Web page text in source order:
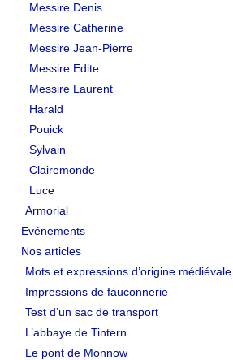
Messire Denis
Messire Catherine
Messire Jean-Pierre
Messire Edite
Messire Laurent
Harald
Pouick
Sylvain
Clairemonde
Luce
Armorial
Evénements
Nos articles
Mots et expressions d’origine médiévale
Impressions de fauconnerie
Test d’un sac de transport
L’abbaye de Tintern
Le pont de Monnow